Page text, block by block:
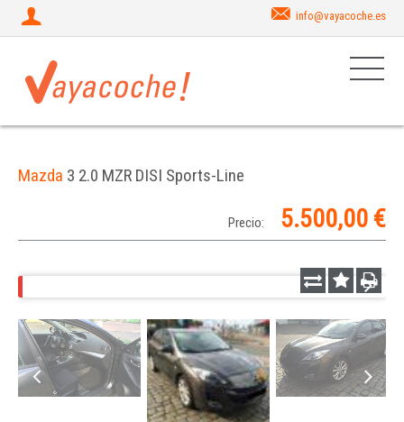
info@vayacoche.es
Mazda 3 2.0 MZR DISI Sports-Line
Precio: 5.500,00 €